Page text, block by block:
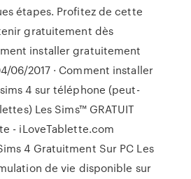
étapes. Profitez de cette
gratuitement dès
installer gratuitement
06/2017 · Comment installer
4 sur téléphone (peut-
Les Sims™ GRATUIT
- iLoveTablette.com
4 Gratuitment Sur PC Les
de vie disponible sur